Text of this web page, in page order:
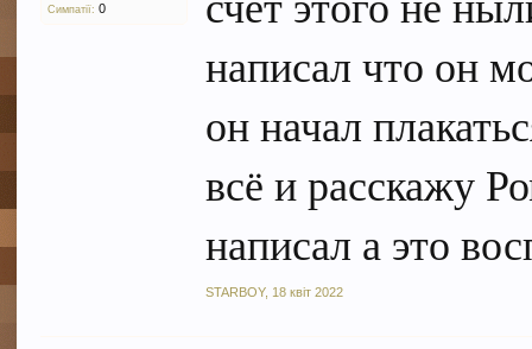
Симпатії: 0
написал что он
он начал
всё и расскажу
написал а это
STARBOY, 18 квіт 2022